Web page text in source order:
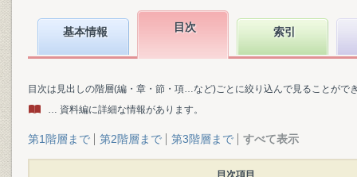
基本情報 目次 索引
目次は見出しの階層(編・章・節・項…など)ごとに絞り込んで見ることがで
… 資料編に詳細な情報があります。
第1階層まで 第2階層まで 第3階層まで すべて表示
目次項目